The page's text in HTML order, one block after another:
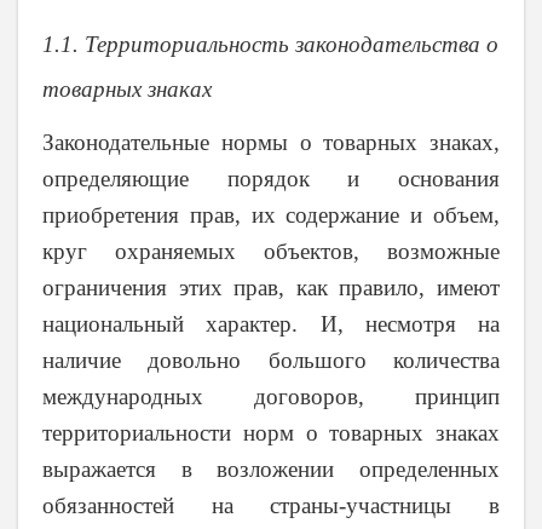
1.1. Территориальность законодательства о
товарных знаках
Законодательные нормы о товарных знаках,
определяющие порядок и основания
приобретения прав, их содержание и объем,
круг охраняемых объектов, возможные
ограничения этих прав, как правило, имеют
национальный характер. И, несмотря на
наличие довольно большого количества
международных договоров, принцип
территориальности норм о товарных знаках
выражается в возложении определенных
обязанностей на страны-участницы в